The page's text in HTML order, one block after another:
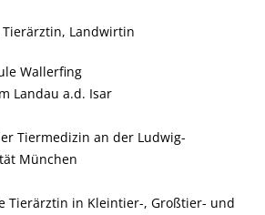
Landwirtin
Wallerfing
Landau a.d. Isar
Tiermedizin an der Ludwig-
München
Tierärztin in Kleintier-, Großtier- und